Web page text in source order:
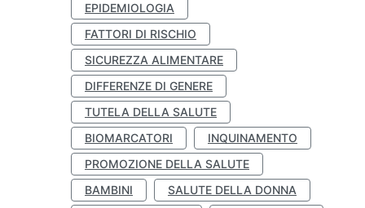
EPIDEMIOLOGIA
FATTORI DI RISCHIO
SICUREZZA ALIMENTARE
DIFFERENZE DI GENERE
TUTELA DELLA SALUTE
BIOMARCATORI
INQUINAMENTO
PROMOZIONE DELLA SALUTE
BAMBINI
SALUTE DELLA DONNA